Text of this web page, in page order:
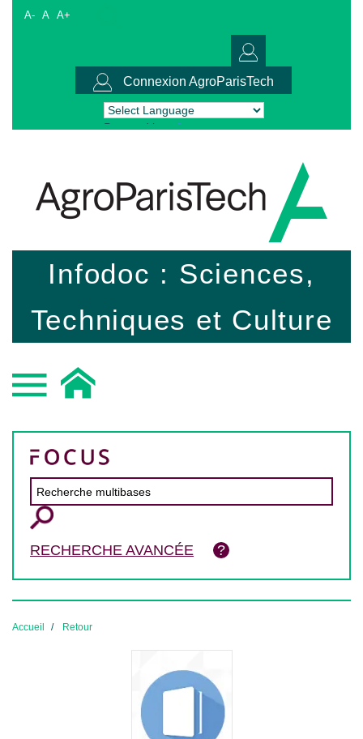
A- A A+
Connexion AgroParisTech
Powered by Translate
Infodoc : Sciences,
Techniques et Culture
RECHERCHE AVANCÉE
Accueil Retour